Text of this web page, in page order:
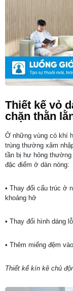
Thiết kế vỏ
chặn thằn
Ở những vùng có khí
trùng thường xâm
tần bị hư hỏng
đặc điểm ở dàn nóng:
• Thay đổi cấu trúc ở
khoảng hở
• Thay đổi hình dáng
• Thêm miếng đệm
Thiết kế kín kẽ chủ